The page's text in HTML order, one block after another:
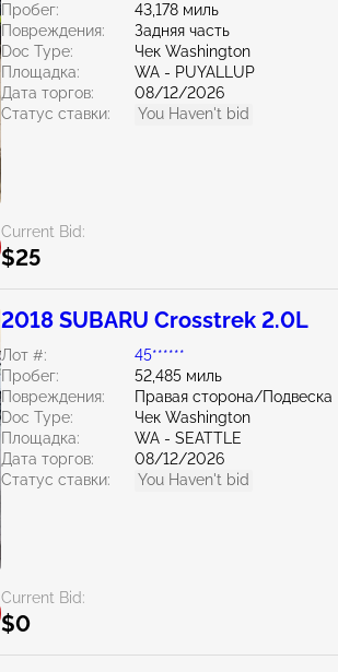
Пробег:
43,178 миль
Повреждения:
Задняя часть
Doc Type:
Чек Washington
Площадка:
WA - PUYALLUP
Дата торгов:
08/12/2026
Статус ставки:
You Haven't bid
Current Bid:
$25
2018 SUBARU Crosstrek 2.0L
Лот #:
45******
Пробег:
52,485 миль
Повреждения:
Правая сторона/Подвеска
Doc Type:
Чек Washington
Площадка:
WA - SEATTLE
Дата торгов:
08/12/2026
Статус ставки:
You Haven't bid
Current Bid:
$0